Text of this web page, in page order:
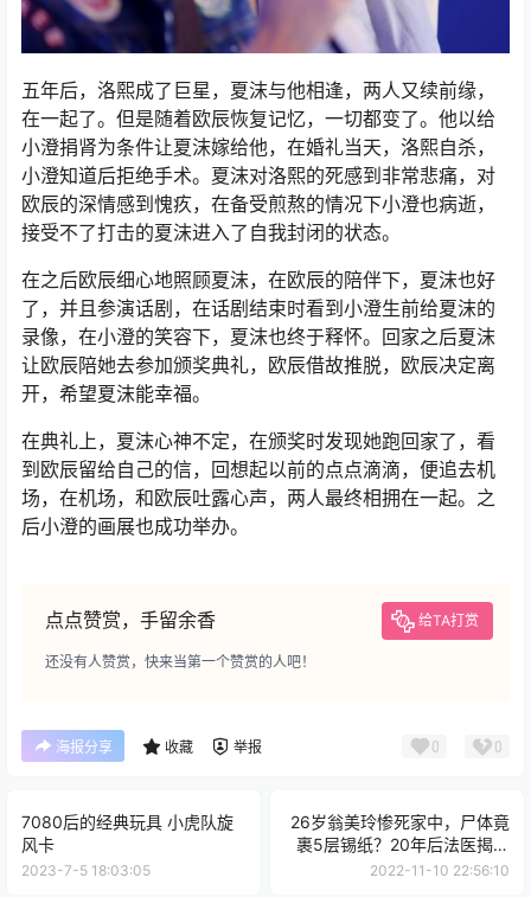
五年后，洛熙成了巨星，夏沫与他相逢，两人又续前缘，
在一起了。但是随着欧辰恢复记忆，一切都变了。他以给
小澄捐肾为条件让夏沫嫁给他，在婚礼当天，洛熙自杀，
小澄知道后拒绝手术。夏沫对洛熙的死感到非常悲痛，对
欧辰的深情感到愧疚，在备受煎熬的情况下小澄也病逝，
接受不了打击的夏沫进入了自我封闭的状态。
在之后欧辰细心地照顾夏沫，在欧辰的陪伴下，夏沫也好
了，并且参演话剧，在话剧结束时看到小澄生前给夏沫的
录像，在小澄的笑容下，夏沫也终于释怀。回家之后夏沫
让欧辰陪她去参加颁奖典礼，欧辰借故推脱，欧辰决定离
开，希望夏沫能幸福。
在典礼上，夏沫心神不定，在颁奖时发现她跑回家了，看
到欧辰留给自己的信，回想起以前的点点滴滴，便追去机
场，在机场，和欧辰吐露心声，两人最终相拥在一起。之
后小澄的画展也成功举办。
点点赞赏，手留余香 给TA打赏
还没有人赞赏，快来当第一个赞赏的人吧！
海报分享 收藏 举报 0 0
7080后的经典玩具 小虎队旋
风卡
2023-7-5 18:03:05
26岁翁美玲惨死家中，尸体竟
裹5层锡纸？20年后法医揭开
惊人秘密
2022-11-10 22:56:10